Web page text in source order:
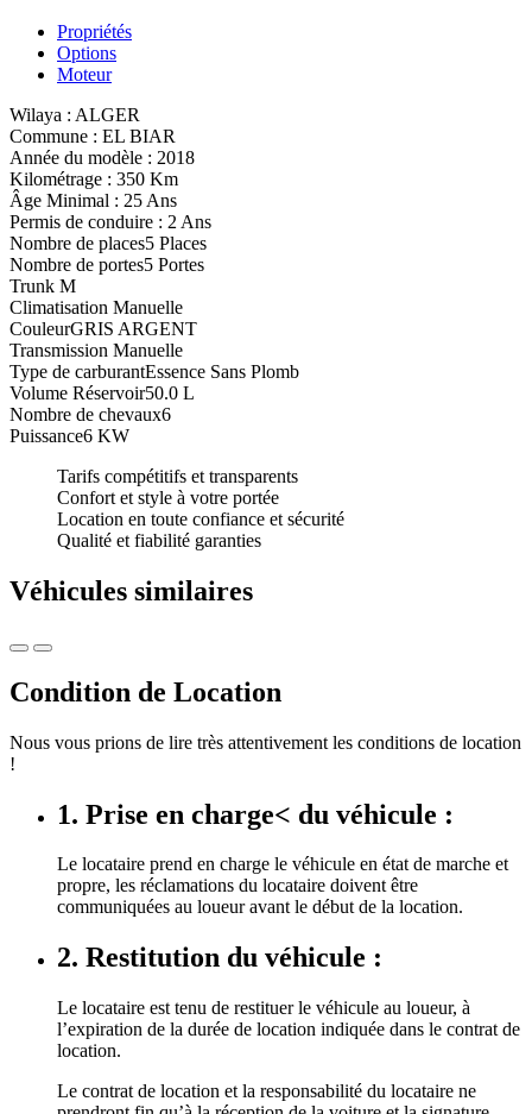
Propriétés
Options
Moteur
Wilaya : ALGER
Commune : EL BIAR
Année du modèle : 2018
Kilométrage : 350 Km
Âge Minimal : 25 Ans
Permis de conduire : 2 Ans
Nombre de places5 Places
Nombre de portes5 Portes
Trunk M
Climatisation Manuelle
CouleurGRIS ARGENT
Transmission Manuelle
Type de carburantEssence Sans Plomb
Volume Réservoir50.0 L
Nombre de chevaux6
Puissance6 KW
Tarifs compétitifs et transparents
Confort et style à votre portée
Location en toute confiance et sécurité
Qualité et fiabilité garanties
Véhicules similaires
Condition de Location
Nous vous prions de lire très attentivement les conditions de location
!
1. Prise en charge< du véhicule :
Le locataire prend en charge le véhicule en état de marche et
propre, les réclamations du locataire doivent être
communiquées au loueur avant le début de la location.
2. Restitution du véhicule :
Le locataire est tenu de restituer le véhicule au loueur, à
l’expiration de la durée de location indiquée dans le contrat de
location.
Le contrat de location et la responsabilité du locataire ne